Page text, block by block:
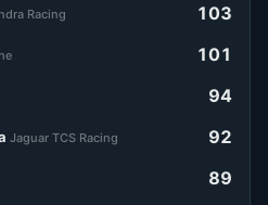
Racing 103
101
94
Jaguar TCS Racing 92
89